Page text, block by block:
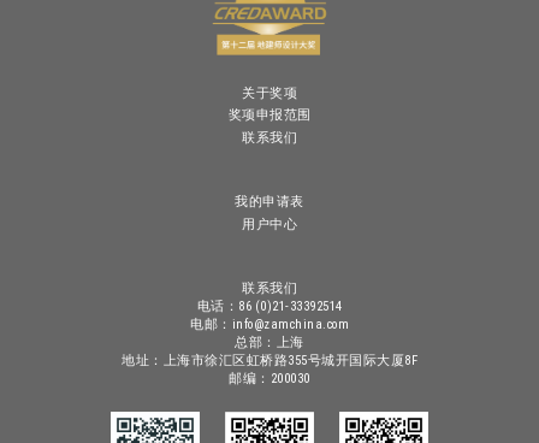
关于奖项
奖项申报范围
联系我们
我的申请表
用户中心
联系我们
电话：86 (0)21-33392514
电邮：info@zamchina.com
总部：上海
地址：上海市徐汇区虹桥路355号城开国际大厦8F
邮编：200030